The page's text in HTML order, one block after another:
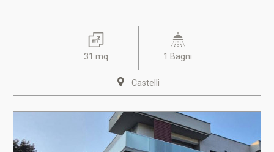
31 mq 1 Bagni
Castelli